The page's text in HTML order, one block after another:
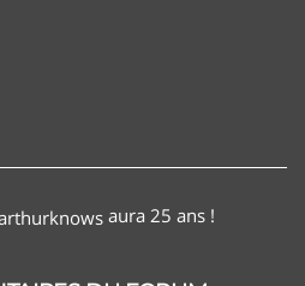
aura 25 ans !